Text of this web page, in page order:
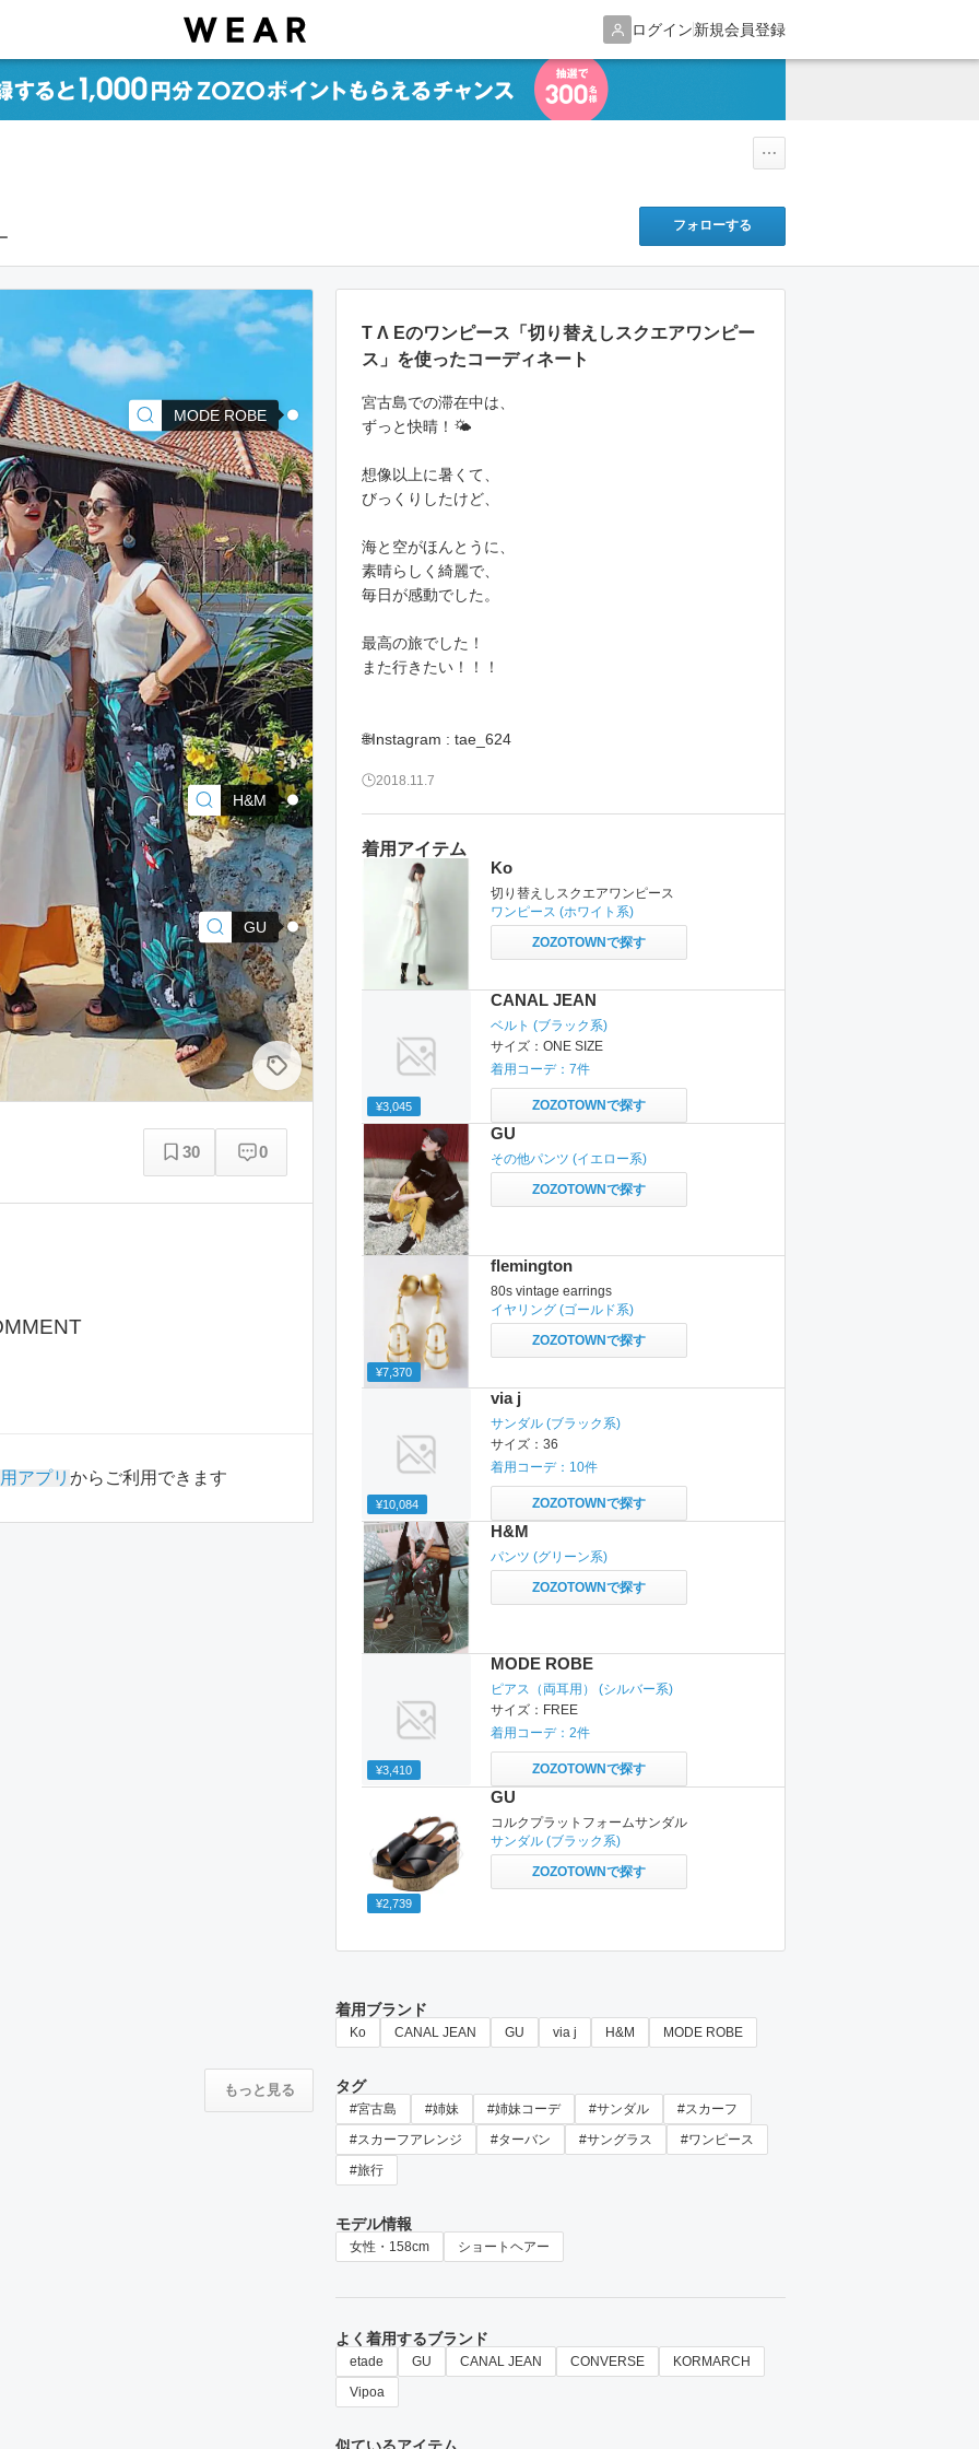
ログイン新規会員登録
フォローする
H&M
MODE ROBE
GU
30 0
アプリ からご利用できます
着用アイテム
Ko
切り替えしスクエアワンピース
ワンピース (ホワイト系)
ZOZOTOWNで探す
¥3,045
CANAL JEAN
ベルト (ブラック系)
サイズ： ONE SIZE
着用コーデ： 7件
ZOZOTOWNで探す
GU
その他パンツ (イエロー系)
ZOZOTOWNで探す
¥7,370
flemington
80s vintage earrings
イヤリング (ゴールド系)
ZOZOTOWNで探す
¥10,084
via j
サンダル (ブラック系)
サイズ： 36
着用コーデ： 10件
ZOZOTOWNで探す
H&M
パンツ (グリーン系)
ZOZOTOWNで探す
¥3,410
MODE ROBE
ピアス（両耳用）
(シルバー系)
サイズ： FREE
着用コーデ： 2件
ZOZOTOWNで探す
¥2,739
GU
コルクプラットフォームサンダル
サンダル (ブラック系)
ZOZOTOWNで探す
T Λ Eのワンピース「切り替えしスクエアワンピー
ス」を使ったコーディネート
宮古島での滞在中は、
ずっと快晴！🌤
想像以上に暑くて、
びっくりしたけど、
海と空がほんとうに、
素晴らしく綺麗で、
毎日が感動でした。
最高の旅でした！
また行きたい！！！
2018.11.7
着用ブランド
Ko CANAL JEAN GU via j H&M MODE ROBE
タグ
#宮古島 #姉妹 #姉妹コーデ #サンダル
#スカーフ
#スカーフアレンジ
#ターバン #サングラス
#ワンピース
#旅行
モデル情報
女性・158cm ショートヘアー
よく着用するブランド
etade GU CANAL JEAN CONVERSE
KORMARCH
Vipoa
もっと見る